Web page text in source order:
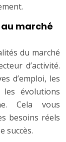
marché
du marché
d’activité.
d’emploi, les
les évolutions
Cela vous
besoins réels
succès.